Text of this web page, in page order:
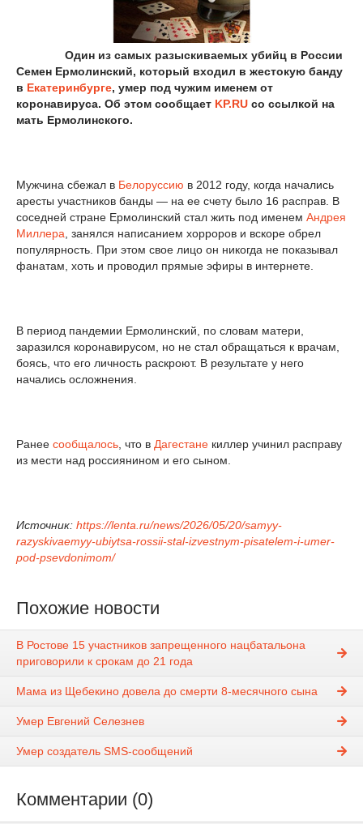
Один из самых разыскиваемых убийц в России
Семен Ермолинский, который входил в жестокую банду
в Екатеринбурге, умер под чужим именем от
коронавируса. Об этом сообщает KP.RU со ссылкой на
мать Ермолинского.
Мужчина сбежал в Белоруссию в 2012 году, когда начались
аресты участников банды — на ее счету было 16 расправ. В
соседней стране Ермолинский стал жить под именем Андрея
Миллера, занялся написанием хорроров и вскоре обрел
популярность. При этом свое лицо он никогда не показывал
фанатам, хоть и проводил прямые эфиры в интернете.
В период пандемии Ермолинский, по словам матери,
заразился коронавирусом, но не стал обращаться к врачам,
боясь, что его личность раскроют. В результате у него
начались осложнения.
Ранее сообщалось, что в Дагестане киллер учинил расправу
из мести над россиянином и его сыном.
Источник: https://lenta.ru/news/2026/05/20/samyy-
razyskivaemyy-ubiytsa-rossii-stal-izvestnym-pisatelem-i-umer-
pod-psevdonimom/
Похожие новости
В Ростове 15 участников запрещенного нацбатальона
приговорили к срокам до 21 года
Мама из Щебекино довела до смерти 8-месячного сына
Умер Евгений Селезнев
Умер создатель SMS-сообщений
Комментарии (0)